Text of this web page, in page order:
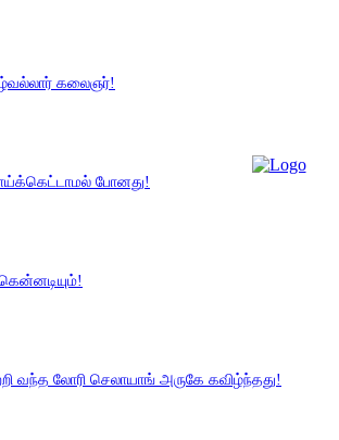
கலைஞர்!
போனது!
வந்த லோரி செலாயாங் அருகே கவிழ்ந்தது!